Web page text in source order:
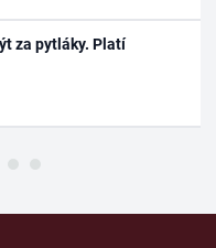
za pytláky. Platí